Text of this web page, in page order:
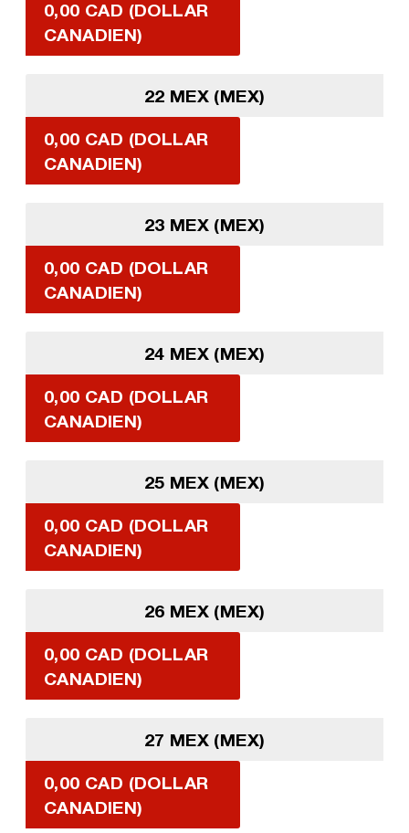
0,00 CAD (DOLLAR
CANADIEN)
22 MEX (MEX)
0,00 CAD (DOLLAR
CANADIEN)
23 MEX (MEX)
0,00 CAD (DOLLAR
CANADIEN)
24 MEX (MEX)
0,00 CAD (DOLLAR
CANADIEN)
25 MEX (MEX)
0,00 CAD (DOLLAR
CANADIEN)
26 MEX (MEX)
0,00 CAD (DOLLAR
CANADIEN)
27 MEX (MEX)
0,00 CAD (DOLLAR
CANADIEN)